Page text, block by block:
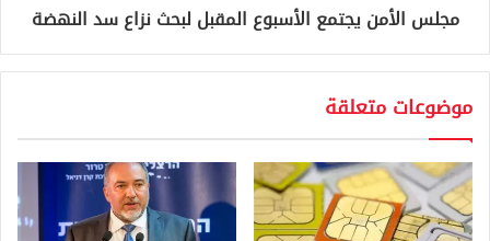
مجلس الأمن يجتمع الأسبوع المقبل لبحث نزاع سد النهضة
موضوعات متعلقة